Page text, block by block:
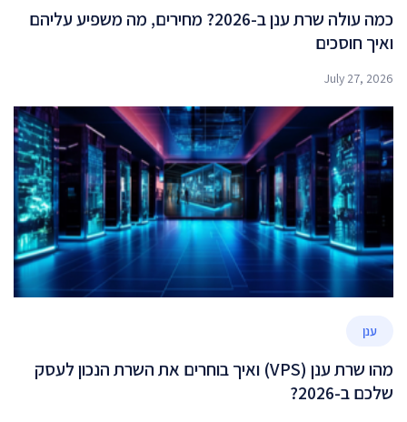
כמה עולה שרת ענן ב-2026? מחירים, מה משפיע עליהם
ואיך חוסכים
July 27, 2026
ענן
מהו שרת ענן (VPS) ואיך בוחרים את השרת הנכון לעסק
שלכם ב-2026?